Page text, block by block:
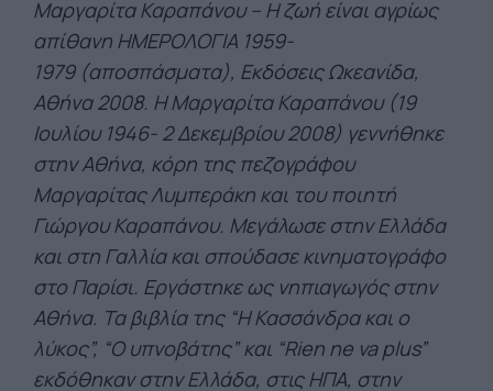
Μαργαρίτα Καραπάνου – Η ζωή είναι αγρίως
απίθανη ΗΜΕΡΟΛΟΓΙΑ 1959-
1979 (αποσπάσματα), Εκδόσεις Ωκεανίδα,
Αθήνα 2008. Η Μαργαρίτα Καραπάνου (19
Ιουλίου 1946- 2 Δεκεμβρίου 2008) γεννήθηκε
στην Αθήνα, κόρη της πεζογράφου
Μαργαρίτας Λυμπεράκη και του ποιητή
Γιώργου Καραπάνου. Μεγάλωσε στην Ελλάδα
και στη Γαλλία και σπούδασε κινηματογράφο
στο Παρίσι. Εργάστηκε ως νηπιαγωγός στην
Αθήνα. Τα βιβλία της “Η Κασσάνδρα και ο
λύκος”, “Ο υπνοβάτης” και “Rien ne va plus”
εκδόθηκαν στην Ελλάδα, στις ΗΠΑ, στην